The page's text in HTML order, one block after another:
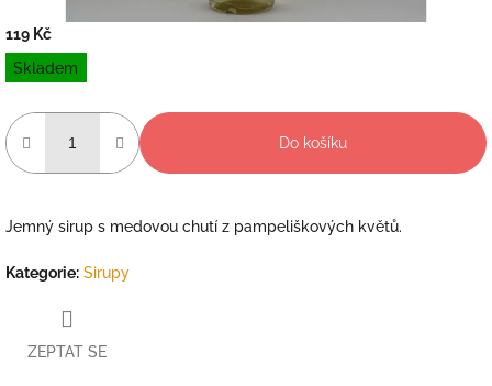
119 Kč
Měrná
cena:
Skladem
Do košíku
Jemný sirup s medovou chutí z pampeliškových květů.
Kategorie: Sirupy
ZEPTAT SE